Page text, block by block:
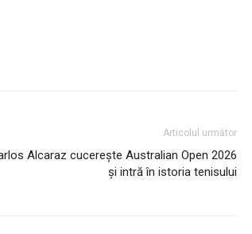
Articolul următor
Alcaraz cucerește Australian Open 2026
și intră în istoria tenisului